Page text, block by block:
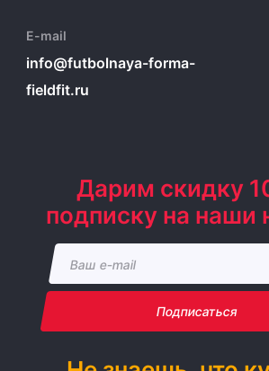
E-mail
info@futbolnaya-forma-
fieldfit.ru
Дарим скидку
подписку на наши
Подписаться